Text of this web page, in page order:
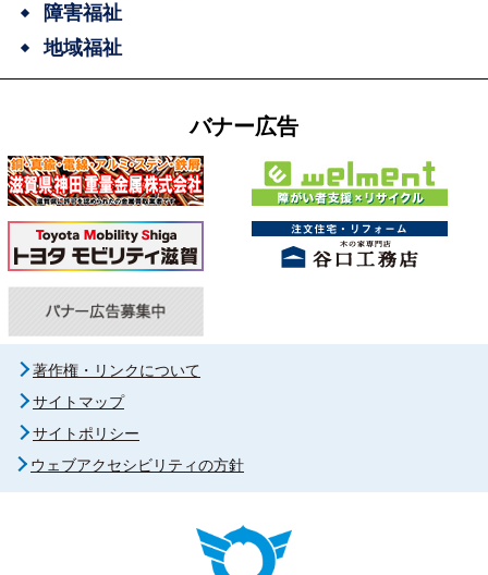
障害福祉
地域福祉
バナー広告
著作権・リンクについて
サイトマップ
サイトポリシー
ウェブアクセシビリティの方針